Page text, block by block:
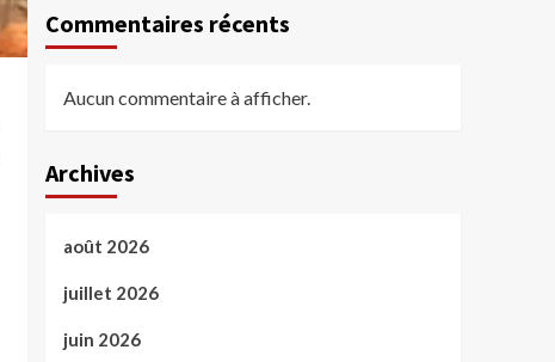
Commentaires récents
Aucun commentaire à afficher.
Archives
août 2026
juillet 2026
juin 2026